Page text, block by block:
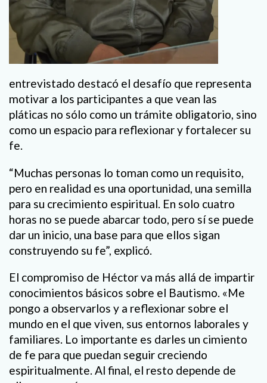
entrevistado destacó el desafío que representa
motivar a los participantes a que vean las
pláticas no sólo como un trámite obligatorio, sino
como un espacio para reflexionar y fortalecer su
fe.
“Muchas personas lo toman como un requisito,
pero en realidad es una oportunidad, una semilla
para su crecimiento espiritual. En solo cuatro
horas no se puede abarcar todo, pero sí se puede
dar un inicio, una base para que ellos sigan
construyendo su fe”, explicó.
El compromiso de Héctor va más allá de impartir
conocimientos básicos sobre el Bautismo. «Me
pongo a observarlos y a reflexionar sobre el
mundo en el que viven, sus entornos laborales y
familiares. Lo importante es darles un cimiento
de fe para que puedan seguir creciendo
espiritualmente. Al final, el resto depende de